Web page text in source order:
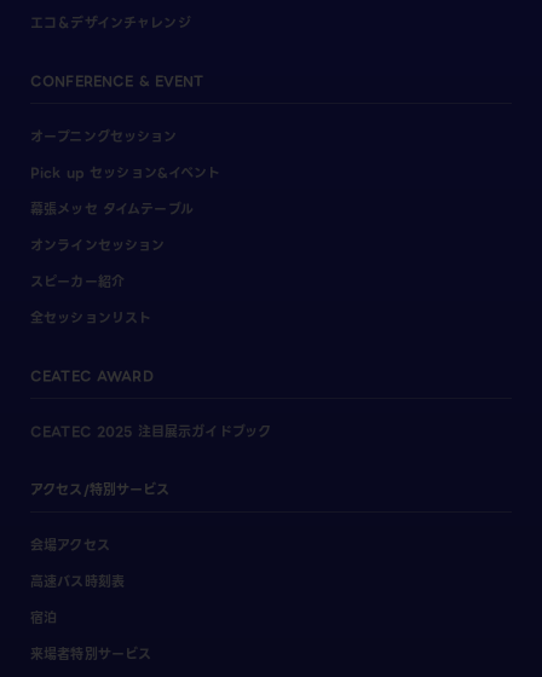
エコ＆デザインチャレンジ
CONFERENCE & EVENT
オープニングセッション
Pick up セッション&イベント
幕張メッセ タイムテーブル
オンラインセッション
スピーカー紹介
全セッションリスト
CEATEC AWARD
CEATEC 2025 注目展示ガイドブック
アクセス/特別サービス
会場アクセス
高速バス時刻表
宿泊
来場者特別サービス